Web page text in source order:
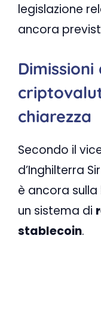
legislazione
ancora
chiarezza
Secondo il
d’Inghilterra
è ancora
un sistema di
stablecoin.